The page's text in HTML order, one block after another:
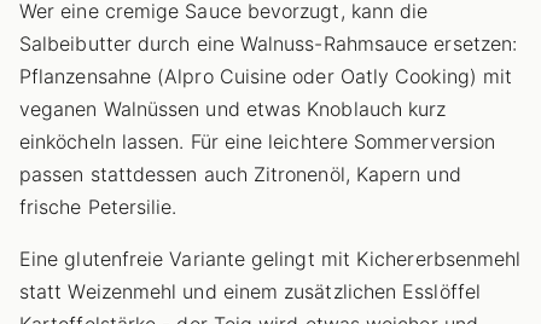
Wer eine cremige Sauce bevorzugt, kann die
Salbeibutter durch eine Walnuss-Rahmsauce ersetzen:
Pflanzensahne (Alpro Cuisine oder Oatly Cooking) mit
veganen Walnüssen und etwas Knoblauch kurz
einköcheln lassen. Für eine leichtere Sommerversion
passen stattdessen auch Zitronenöl, Kapern und
frische Petersilie.
Eine glutenfreie Variante gelingt mit Kichererbsenmehl
statt Weizenmehl und einem zusätzlichen Esslöffel